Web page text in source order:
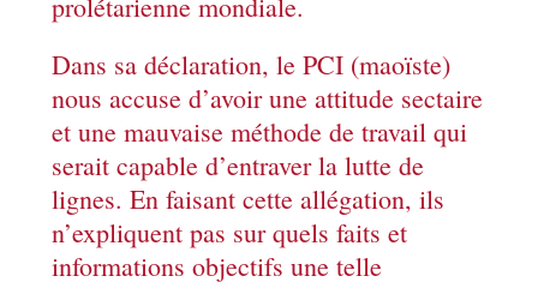
Dans sa déclaration, le PCI (maoïste)
nous accuse d’avoir une attitude sectaire
et une mauvaise méthode de travail qui
serait capable d’entraver la lutte de
lignes. En faisant cette allégation, ils
n’expliquent pas sur quels faits et
informations objectifs une telle